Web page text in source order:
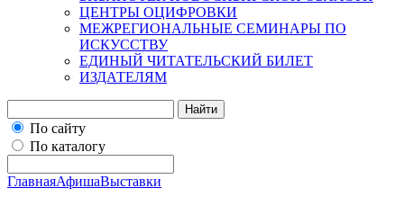
ЦЕНТРЫ ОЦИФРОВКИ
МЕЖРЕГИОНАЛЬНЫЕ СЕМИНАРЫ ПО
ИСКУССТВУ
ЕДИНЫЙ ЧИТАТЕЛЬСКИЙ БИЛЕТ
ИЗДАТЕЛЯМ
Найти
По сайту
По каталогу
ГлавнаяАфишаВыставки